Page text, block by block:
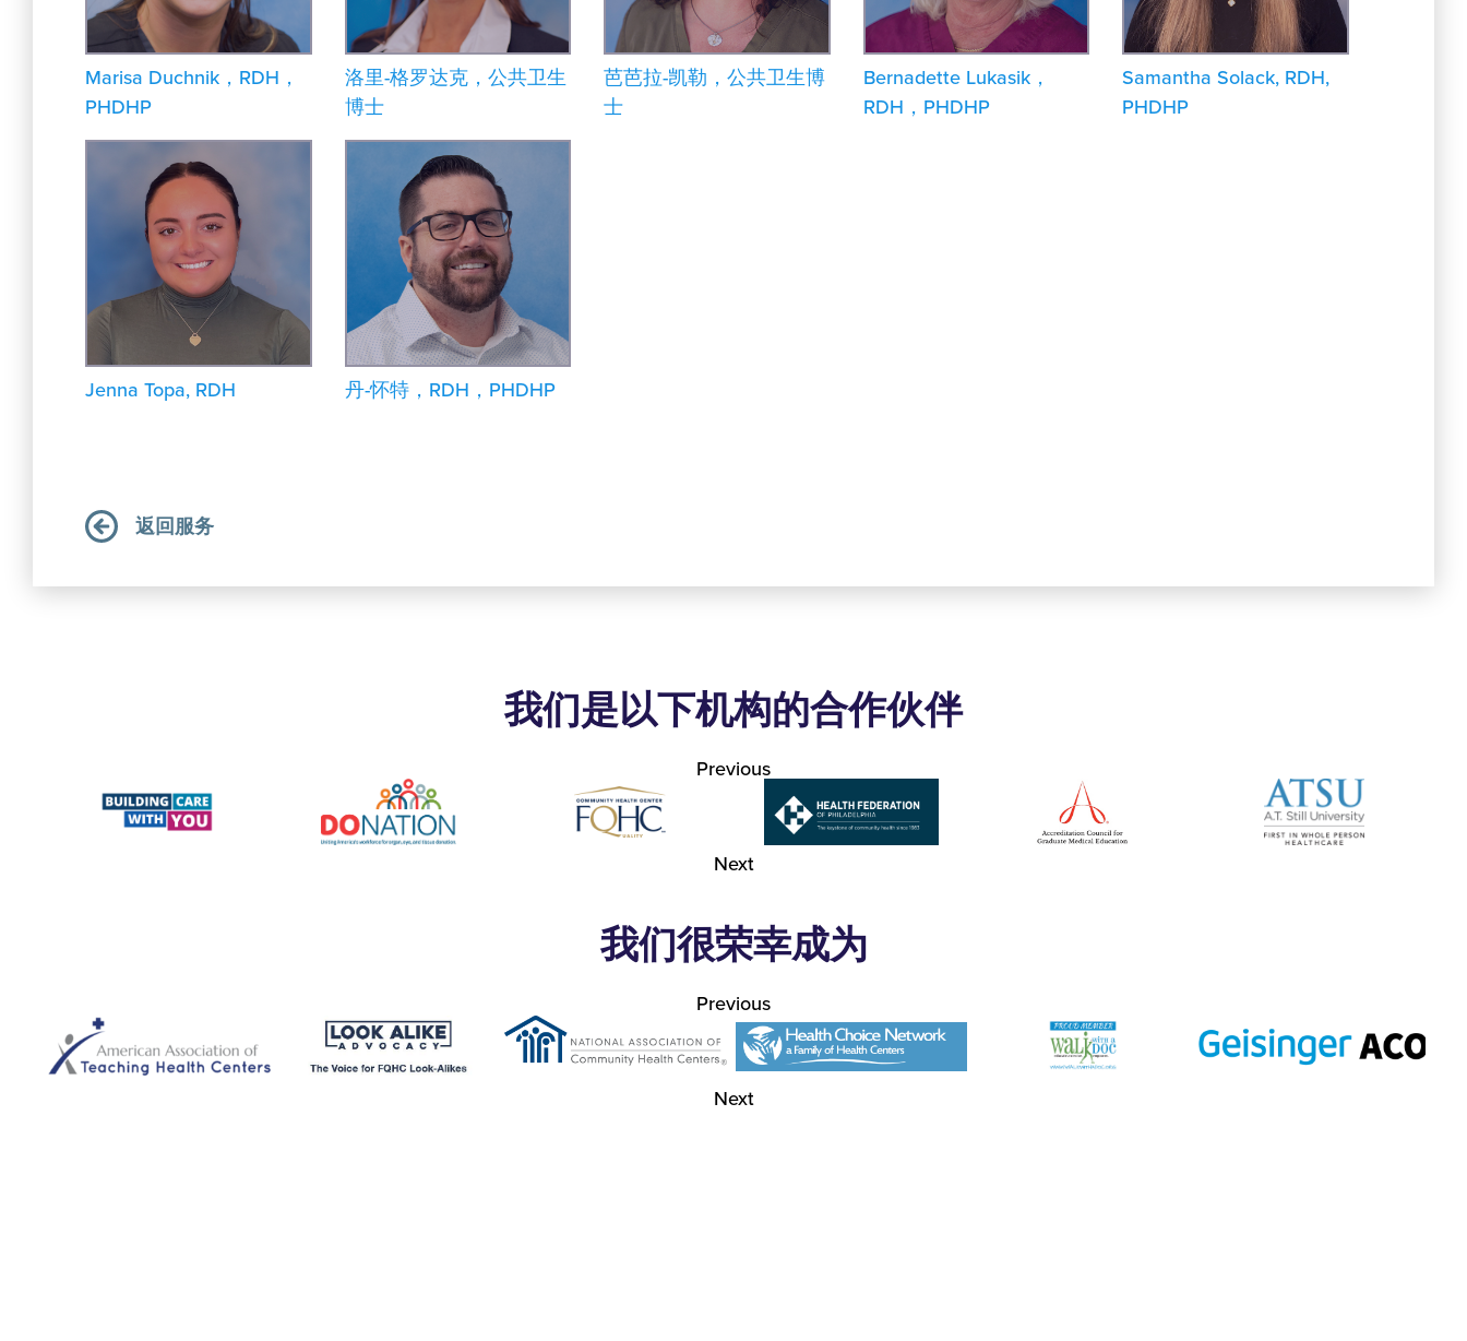
Marisa Duchnik，RDH，
PHDHP
洛里-格罗达克，公共卫生
博士
芭芭拉-凯勒，公共卫生博
士
Bernadette Lukasik，
RDH，PHDHP
Samantha Solack, RDH,
PHDHP
Jenna Topa, RDH 丹-怀特，RDH，PHDHP
返回服务
我们是以下机构的合作伙伴
Previous
Next
我们很荣幸成为
Previous
Next